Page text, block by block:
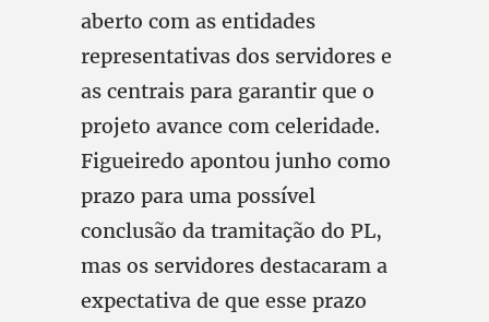
aberto com as entidades
representativas dos servidores e
as centrais para garantir que o
projeto avance com celeridade.
Figueiredo apontou junho como
prazo para uma possível
conclusão da tramitação do PL,
mas os servidores destacaram a
expectativa de que esse prazo